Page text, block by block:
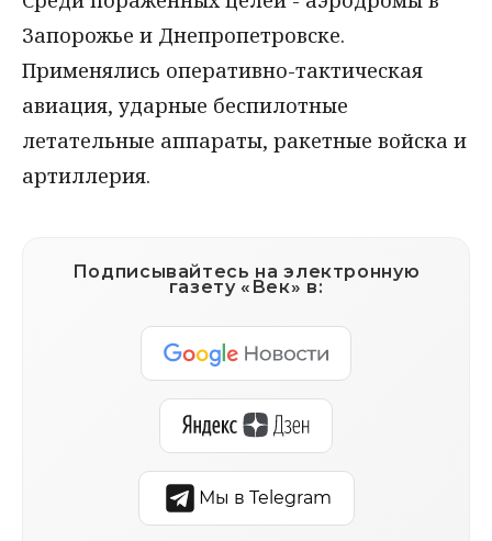
Запорожье и Днепропетровске.
Применялись оперативно-тактическая
авиация, ударные беспилотные
летательные аппараты, ракетные войска и
артиллерия.
Подписывайтесь на электронную
газету «Век» в:
Мы в Telegram